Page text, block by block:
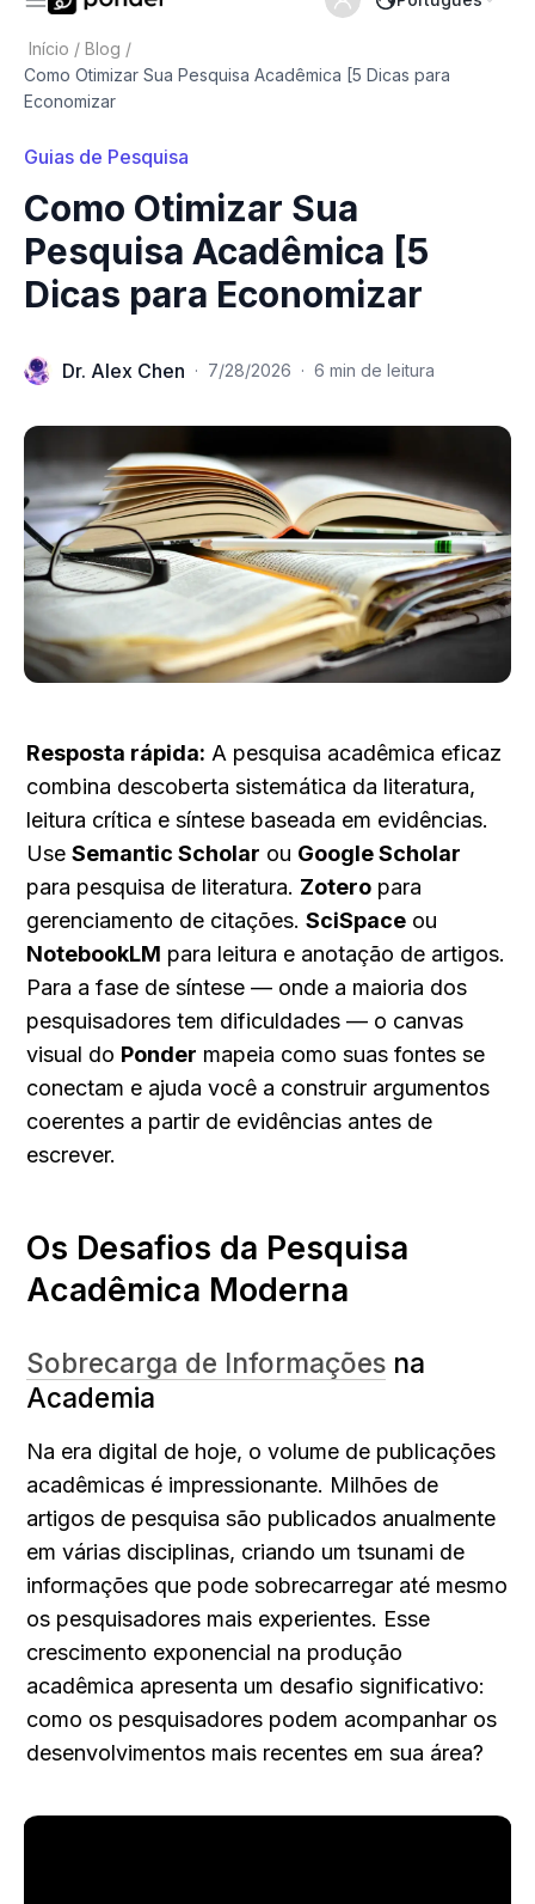
Início / Blog /
Como Otimizar Sua Pesquisa Acadêmica [5 Dicas para
Economizar
Guias de Pesquisa
Como Otimizar Sua
Pesquisa Acadêmica [5
Dicas para Economizar
Dr. Alex Chen · 7/28/2026 · 6 min de leitura
Resposta rápida: A pesquisa acadêmica eficaz
combina descoberta sistemática da literatura,
leitura crítica e síntese baseada em evidências.
Use Semantic Scholar ou Google Scholar
para pesquisa de literatura. Zotero para
gerenciamento de citações. SciSpace
NotebookLM para leitura e anotação de artigos.
Para a fase de síntese — onde a maioria dos
pesquisadores tem dificuldades — o canvas
visual do Ponder mapeia como suas fontes se
conectam e ajuda você a construir argumentos
coerentes a partir de evidências antes de
escrever.
Os Desafios da Pesquisa
Acadêmica Moderna
Sobrecarga de Informações na
Academia
Na era digital de hoje, o volume de publicações
acadêmicas é impressionante. Milhões de
artigos de pesquisa são publicados anualmente
em várias disciplinas, criando um tsunami de
informações que pode sobrecarregar até mesmo
os pesquisadores mais experientes. Esse
crescimento exponencial na produção
acadêmica apresenta um desafio significativo:
como os pesquisadores podem acompanhar os
desenvolvimentos mais recentes em sua área?